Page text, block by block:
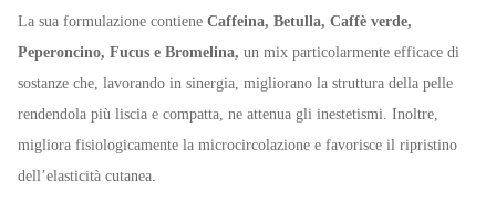
La sua formulazione contiene Caffeina, Betulla, Caffè verde,
Peperoncino, Fucus e Bromelina, un mix particolarmente efficace di
sostanze che, lavorando in sinergia, migliorano la struttura della pelle
rendendola più liscia e compatta, ne attenua gli inestetismi. Inoltre,
migliora fisiologicamente la microcircolazione e favorisce il ripristino
dell’elasticità cutanea.